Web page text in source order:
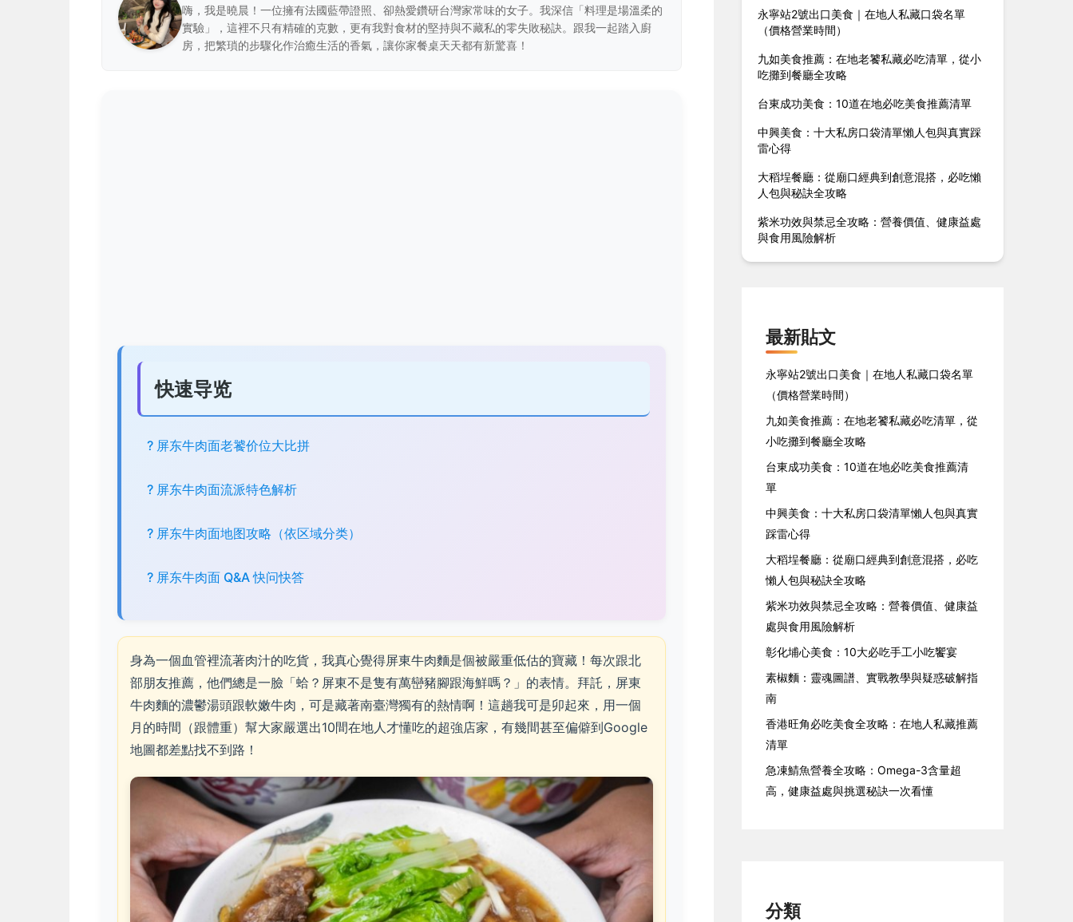
嗨，我是曉晨！一位擁有法國藍帶證照、卻熱愛鑽研台灣家常味的女子。我深信「料理是場溫柔的
實驗」，這裡不只有精確的克數，更有我對食材的堅持與不藏私的零失敗秘訣。跟我一起踏入廚
房，把繁瑣的步驟化作治癒生活的香氣，讓你家餐桌天天都有新驚喜！
快速导览
? 屏东牛肉面老饕价位大比拼
? 屏东牛肉面流派特色解析
? 屏东牛肉面地图攻略（依区域分类）
? 屏东牛肉面 Q&A 快问快答
身為一個血管裡流著肉汁的吃貨，我真心覺得屏東牛肉麵是個被嚴重低估的寶藏！每次跟北
部朋友推薦，他們總是一臉「蛤？屏東不是隻有萬巒豬腳跟海鮮嗎？」的表情。拜託，屏東
牛肉麵的濃鬱湯頭跟軟嫩牛肉，可是藏著南臺灣獨有的熱情啊！這趟我可是卯起來，用一個
月的時間（跟體重）幫大家嚴選出10間在地人才懂吃的超強店家，有幾間甚至偏僻到Google
地圖都差點找不到路！
永寧站2號出口美食｜在地人私藏口袋名單
（價格營業時間）
九如美食推薦：在地老饕私藏必吃清單，從小
吃攤到餐廳全攻略
台東成功美食：10道在地必吃美食推薦清單
中興美食：十大私房口袋清單懶人包與真實踩
雷心得
大稻埕餐廳：從廟口經典到創意混搭，必吃懶
人包與秘訣全攻略
紫米功效與禁忌全攻略：營養價值、健康益處
與食用風險解析
最新貼文
永寧站2號出口美食｜在地人私藏口袋名單
（價格營業時間）
九如美食推薦：在地老饕私藏必吃清單，從
小吃攤到餐廳全攻略
台東成功美食：10道在地必吃美食推薦清
單
中興美食：十大私房口袋清單懶人包與真實
踩雷心得
大稻埕餐廳：從廟口經典到創意混搭，必吃
懶人包與秘訣全攻略
紫米功效與禁忌全攻略：營養價值、健康益
處與食用風險解析
彰化埔心美食：10大必吃手工小吃饗宴
素椒麵：靈魂圖譜、實戰教學與疑惑破解指
南
香港旺角必吃美食全攻略：在地人私藏推薦
清單
急凍鯖魚營養全攻略：Omega-3含量超
高，健康益處與挑選秘訣一次看懂
分類